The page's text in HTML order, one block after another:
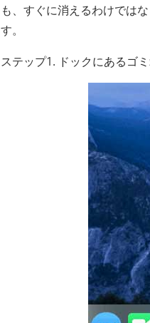
も、すぐに消えるわけでは
す。
ステップ1. ドックにあるゴ